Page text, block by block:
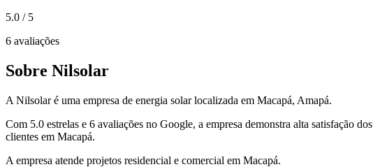
5.0 / 5
6 avaliações
Sobre Nilsolar
A Nilsolar é uma empresa de energia solar localizada em Macapá, Amapá.
Com 5.0 estrelas e 6 avaliações no Google, a empresa demonstra alta satisfação dos
clientes em Macapá.
A empresa atende projetos residencial e comercial em Macapá.